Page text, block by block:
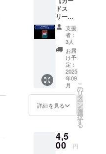
ター
パック
の特典
は付属
しませ
載期
間：
2025年
9月1日
から事
業が存
続する
限り掲
字の
み、ロ
クラウ
ドファ
ンディ
ングの
クレ
ジット
ページ
に、支
援者様
のお名
（ニッ
クネー
像情報
+ 他サ
イトへ
ドス
リーブ
①《Leg
end of
Stars》
】 カー
ドを保
護する
カード
スリー
ブで
す。 ・
55枚入
り ・
ホーム
に支援
者とし
て掲載
支援
者：
3人
お届
け予
定：
2025
年09
月
詳細を見る
こ
の
リ
タ
ー
ン
を
選
択
す
る
4,5
00 円